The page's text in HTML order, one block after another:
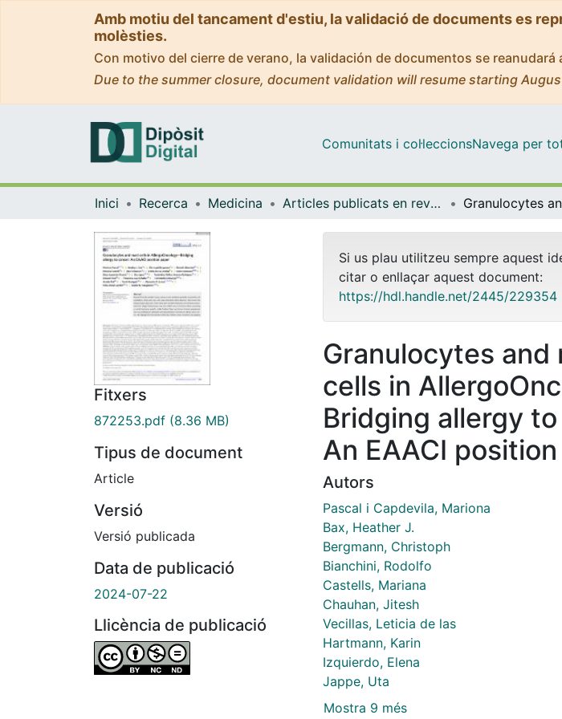
Amb motiu del tancament d'estiu, la validació de documents es
molèsties.
Con motivo del cierre de verano, la validación de documentos se
Due to the summer closure, document validation will resume starting
Comunitats i col·leccionsNavega per
Inici Recerca Medicina Articles publicats en revistes (Medicina)
Fitxers
872253.pdf (8.36 MB)
Tipus de document
Article
Versió
Versió publicada
Data de publicació
2024-07-22
Llicència de publicació
Si us plau utilitzeu sempre aquest
citar o enllaçar aquest document:
https://hdl.handle.net/2445/229354
Granulocytes and
cells in
Bridging allergy
An EAACI
Autors
Pascal i Capdevila, Mariona
Bax, Heather J.
Bergmann, Christoph
Bianchini, Rodolfo
Castells, Mariana
Chauhan, Jitesh
Vecillas, Leticia de las
Hartmann, Karin
Izquierdo, Elena
Jappe, Uta
Mostra 9 més